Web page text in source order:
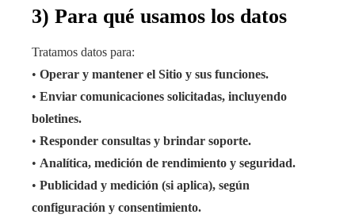
3) Para qué usamos los datos
Tratamos datos para:
• Operar y mantener el Sitio y sus funciones.
• Enviar comunicaciones solicitadas, incluyendo
boletines.
• Responder consultas y brindar soporte.
• Analítica, medición de rendimiento y seguridad.
• Publicidad y medición (si aplica), según
configuración y consentimiento.